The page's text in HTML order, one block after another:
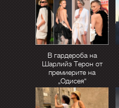
В гардероба на
Шарлийз Терон от
премиерите на
„Одисея“